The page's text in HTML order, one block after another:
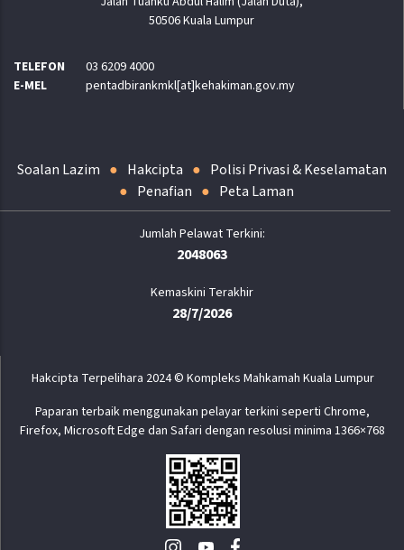
50506 Kuala Lumpur
TELEFON
03 6209 4000
E-MEL
pentadbirankmkl[at]kehakiman.gov.my
Soalan Lazim Hakcipta
Polisi Privasi & Keselamatan
Penafian
Peta Laman
2048063
Kemaskini Terakhir
28/7/2026
Hakcipta Terpelihara 2024 © Kompleks Mahkamah Kuala Lumpur
Paparan terbaik menggunakan pelayar terkini seperti Chrome,
Firefox, Microsoft Edge dan Safari dengan resolusi minima 1366×768